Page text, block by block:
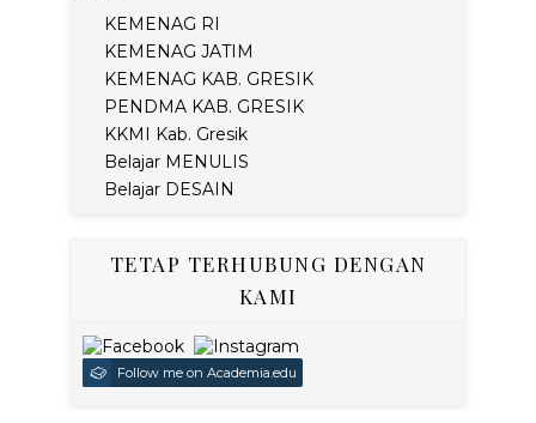
KEMENAG RI
KEMENAG JATIM
KEMENAG KAB. GRESIK
PENDMA KAB. GRESIK
KKMI Kab. Gresik
Belajar MENULIS
Belajar DESAIN
TETAP TERHUBUNG DENGAN
KAMI
Follow me on Academia.edu